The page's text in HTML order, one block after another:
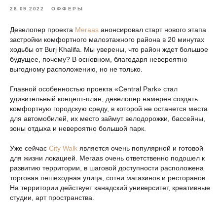
28.09.2022 ОФФЕРЫ
Девелопер проекта Meraas анонсировал старт нового этапа
застройки комфортного малоэтажного района в 20 минутах
ходьбы от Burj Khalifa. Мы уверены, что район ждет большое
будущее, почему? В основном, благодаря невероятно
выгодному расположению, но не только.
Главной особенностью проекта «Central Park» стал
удивительный концепт-план, девелопер намерен создать
комфортную городскую среду, в которой не останется места
для автомобилей, их место займут велодорожки, бассейны,
зоны отдыха и невероятно большой парк.
Уже сейчас City Walk является очень популярной и готовой
для жизни локацией. Meraas очень ответственно подошел к
развитию территории, в шаговой доступности расположена
торговая пешеходная улица, сотни магазинов и ресторанов.
На территории действует канадский университет, креативные
студии, арт пространства.